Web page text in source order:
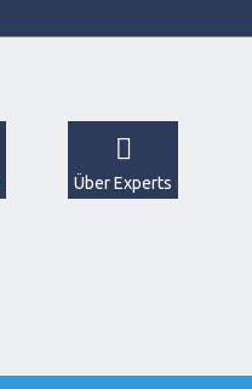
Über Experts